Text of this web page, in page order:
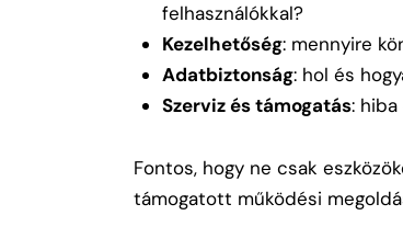
felhasználókkal?
Kezelhetőség: mennyire
Adatbiztonság: hol és
Szerviz és támogatás:
Fontos, hogy ne csak
támogatott működési